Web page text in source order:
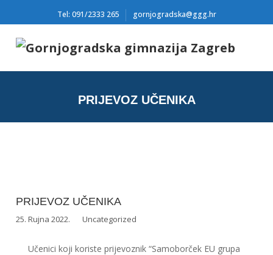
Tel: 091/2333 265 gornjogradska@ggg.hr
PRIJEVOZ UČENIKA
PRIJEVOZ UČENIKA
25. Rujna 2022. Uncategorized
Učenici koji koriste prijevoznik “Samoborček EU grupa